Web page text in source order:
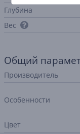
Глубина
Вес
Общий
Производитель
Особенности
Цвет